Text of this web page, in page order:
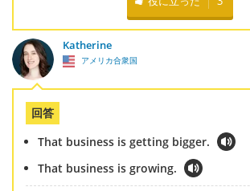
Katherine
アメリカ合衆国
回答
That business is getting bigger.
That business is growing.